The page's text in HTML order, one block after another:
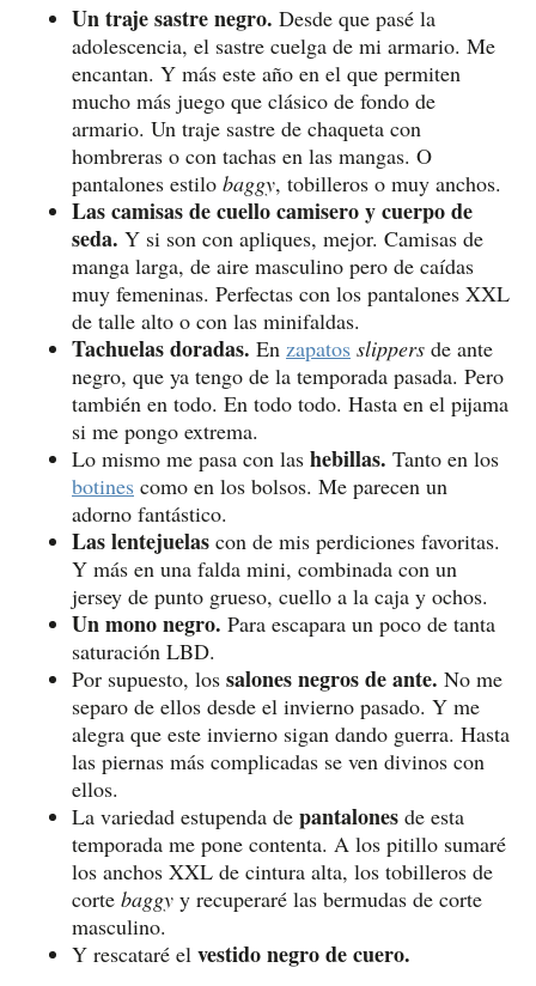
Un traje sastre negro. Desde que pasé la
adolescencia, el sastre cuelga de mi armario. Me
encantan. Y más este año en el que permiten
mucho más juego que clásico de fondo de
armario. Un traje sastre de chaqueta con
hombreras o con tachas en las mangas. O
pantalones estilo baggy, tobilleros o muy anchos.
Las camisas de cuello camisero y cuerpo de
seda. Y si son con apliques, mejor. Camisas de
manga larga, de aire masculino pero de caídas
muy femeninas. Perfectas con los pantalones XXL
de talle alto o con las minifaldas.
Tachuelas doradas. En zapatos slippers de ante
negro, que ya tengo de la temporada pasada. Pero
también en todo. En todo todo. Hasta en el pijama
si me pongo extrema.
Lo mismo me pasa con las hebillas. Tanto en los
botines como en los bolsos. Me parecen un
adorno fantástico.
Las lentejuelas con de mis perdiciones favoritas.
Y más en una falda mini, combinada con un
jersey de punto grueso, cuello a la caja y ochos.
Un mono negro. Para escapara un poco de tanta
saturación LBD.
Por supuesto, los salones negros de ante. No me
separo de ellos desde el invierno pasado. Y me
alegra que este invierno sigan dando guerra. Hasta
las piernas más complicadas se ven divinos con
ellos.
La variedad estupenda de pantalones de esta
temporada me pone contenta. A los pitillo sumaré
los anchos XXL de cintura alta, los tobilleros de
corte baggy y recuperaré las bermudas de corte
masculino.
Y rescataré el vestido negro de cuero.